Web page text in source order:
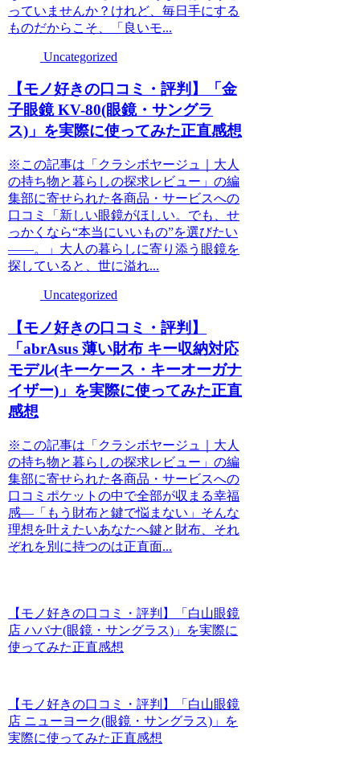
っていませんか？けれど、毎日手にする
ものだからこそ、「良いモ...
Uncategorized
【モノ好きの口コミ・評判】「金
子眼鏡 KV-80(眼鏡・サングラ
ス)」を実際に使ってみた正直感想
※この記事は「クラシボヤージュ｜大人
の持ち物と暮らしの探求レビュー」の編
集部に寄せられた各商品・サービスへの
口コミ「新しい眼鏡がほしい。でも、せ
っかくなら“本当にいいもの”を選びたい
――。」大人の暮らしに寄り添う眼鏡を
探していると、世に溢れ...
Uncategorized
【モノ好きの口コミ・評判】
「abrAsus 薄い財布 キー収納対応
モデル(キーケース・キーオーガナ
イザー)」を実際に使ってみた正直
感想
※この記事は「クラシボヤージュ｜大人
の持ち物と暮らしの探求レビュー」の編
集部に寄せられた各商品・サービスへの
口コミポケットの中で全部が収まる幸福
感―「もう財布と鍵で悩まない」そんな
理想を叶えたいあなたへ鍵と財布、それ
ぞれを別に持つのは正直面...
【モノ好きの口コミ・評判】「白山眼鏡
店 ハバナ(眼鏡・サングラス)」を実際に
使ってみた正直感想
【モノ好きの口コミ・評判】「白山眼鏡
店 ニューヨーク(眼鏡・サングラス)」を
実際に使ってみた正直感想